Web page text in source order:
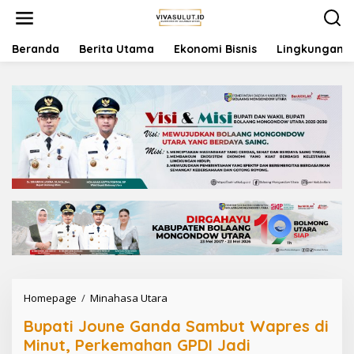
Beranda Berita Utama Ekonomi Bisnis Lingkungan
Homepage / Minahasa Utara
p
a
Bupati Joune Ganda Sambut Wapres di
Minut, Perkemahan GPDI Jadi